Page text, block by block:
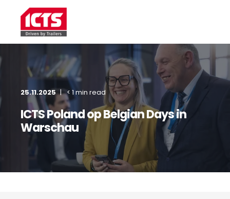
25.11.2025 < 1 min read
ICTS Poland op Belgian Days in
Warschau